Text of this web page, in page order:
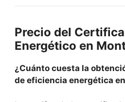
Precio del
Energético en
¿Cuánto cuesta la
de eficiencia energética